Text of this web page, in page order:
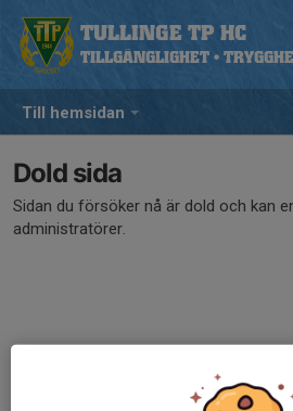
Till hemsidan
TULLINGE TP HC
TILLGÄNGLIGHET •
Dold sida
Sidan du försöker nå är dold och kan
administratörer.